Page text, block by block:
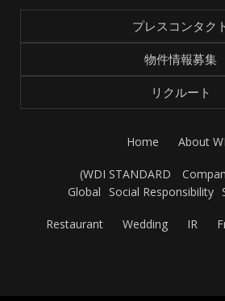
プレスコンタク
物件情報募集
リクルート
Home About
(WDI STANDARD
Global Social Responsibility
Restaurant Wedding IR